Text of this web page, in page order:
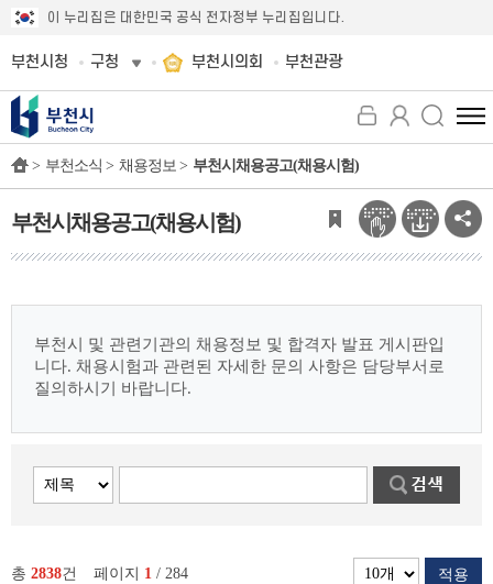
이 누리집은 대한민국 공식 전자정부 누리집입니다.
부천시청 구청 부천시의회 부천관광
전
체
뉴
보
기
> 부천소식 > 채용정보 > 부천시채용공고(채용시험)
부천시채용공고(채용시험)
부천시 및 관련기관의 채용정보 및 합격자 발표 게시판입
니다. 채용시험과 관련된 자세한 문의 사항은 담당부서로
질의하시기 바랍니다.
총 2838건 페이지 1 / 284 적용